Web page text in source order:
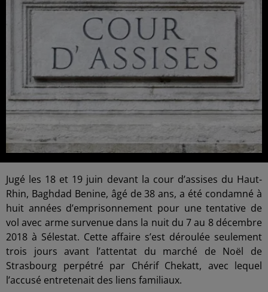
Jugé les 18 et 19 juin devant la cour d’assises du Haut-
Rhin, Baghdad Benine, âgé de 38 ans, a été condamné à
huit années d’emprisonnement pour une tentative de
vol avec arme survenue dans la nuit du 7 au 8 décembre
2018 à Sélestat. Cette affaire s’est déroulée seulement
trois jours avant l’attentat du marché de Noël de
Strasbourg perpétré par Chérif Chekatt, avec lequel
l’accusé entretenait des liens familiaux.